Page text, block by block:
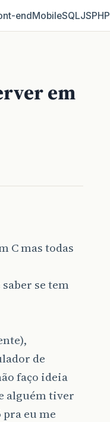
MobileSQLJSPHP
em
C mas todas
se tem
de
faço ideia
alguém tiver
eu me